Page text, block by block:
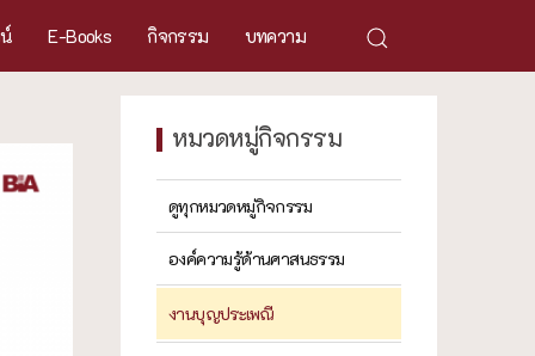
E-Books กิจกรรม บทความ
หมวดหมู่กิจกรรม
ดูทุกหมวดหมู่กิจกรรม
องค์ความรู้ด้านศาสนธรรม
งานบุญประเพณี